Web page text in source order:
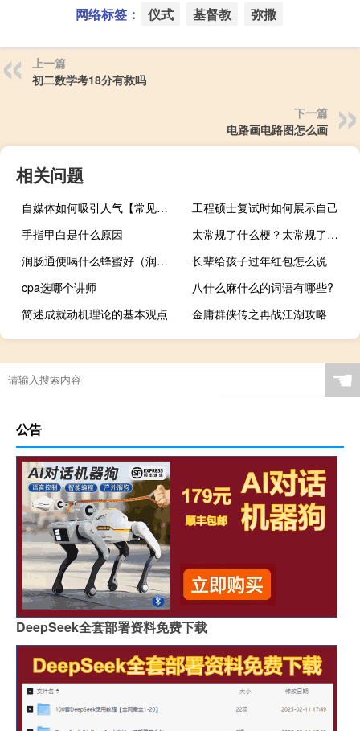
网络标签： 仪式 基督教 弥撒
上一篇
初二数学考18分有救吗
下一篇
电路画电路图怎么画
相关问题
自媒体如何吸引人气【常见的策略和方法提高吸引力】
工程硕士复试时如何展示自己
手指甲白是什么原因
太常规了什么梗？太常规了是什么意思什么梗
润肠通便喝什么蜂蜜好（润肠通便喝什么茶好）
长辈给孩子过年红包怎么说
cpa选哪个讲师
八什么麻什么的词语有哪些?
简述成就动机理论的基本观点
金庸群侠传之再战江湖攻略
船为什么要排水
☚
公告
DeepSeek全套部署资料免费下载